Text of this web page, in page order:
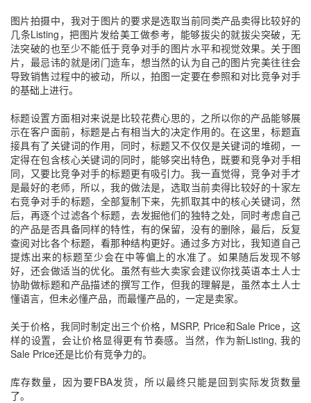
图片拍摄中，我对于图片的要求是选取当前同类产品卖得比较好的
几条Listing ，把图片发给美工做参考，能够拔尖的就拔尖突破，无
法突破的也至少不能低于竞争对手的图片水平和视觉效果。关于图
片，最忌讳的就是闭门造车，想当然的认为自己的图片完美往往会
导致销售过程中的被动，所以，拍图一定要在参照和对比竞争对手
的基础上进行。
标题设置方面相对来说是比较花费心思的，之所以你的产品能够展
示在客户面前，标题是占有相当大的决定作用的。在这里，标题直
接具有了关键词的作用，同时，标题又不仅仅是关键词的堆砌，一
定得在包含核心关键词的同时，能够突出特色，既要和竞争对手相
同，又要比竞争对手的标题更有吸引力。我一直觉得，竞争对手才
是最好的老师，所以，我的做法是，选取当前卖得比较好的十家左
右竞争对手的标题，全部复制下来，先抓取其中的核心关键词，然
后，再逐个过滤各个标题，去发掘他们的独特之处，同时考虑自己
的产品是否具备同样的特性，有的保留，没有的删除，最后，反复
查阅对比各个标题，看那种结构更好。通过多方对比，我知道自己
提炼出来的标题至少会在中等偏上的水准了。如果随后发现不够
好，还会做适当的优化。虽然有些大卖家会建议你找英语本土人士
协助做标题和产品描述的撰写工作，但我的理解是，虽然本土人士
懂语言，但未必懂产品，而最懂产品的，一定是卖家。
关于价格，我同时制定出三个价格， MSRP, Price和Sale Price，这
样的设置，会让价格显得更有节奏感。当然，作为新Listing,我的
Sale Price还是比价有竞争力的。
库存数量，因为要FBA发货，所以最终只能是回到实际发货数量
了。